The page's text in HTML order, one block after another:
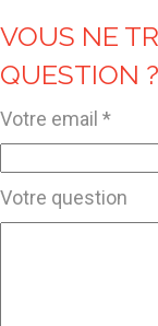
VOUS NE
QUESTION
Votre email *
Votre question